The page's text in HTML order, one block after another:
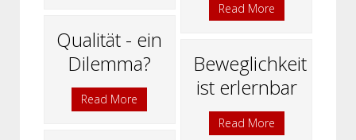
Read More
Qualität - ein
Dilemma?
Read More
Beweglichkeit
ist erlernbar
Read More